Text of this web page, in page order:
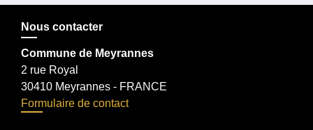
Nous contacter
Commune de Meyrannes
2 rue Royal
30410 Meyrannes - FRANCE
Formulaire de contact